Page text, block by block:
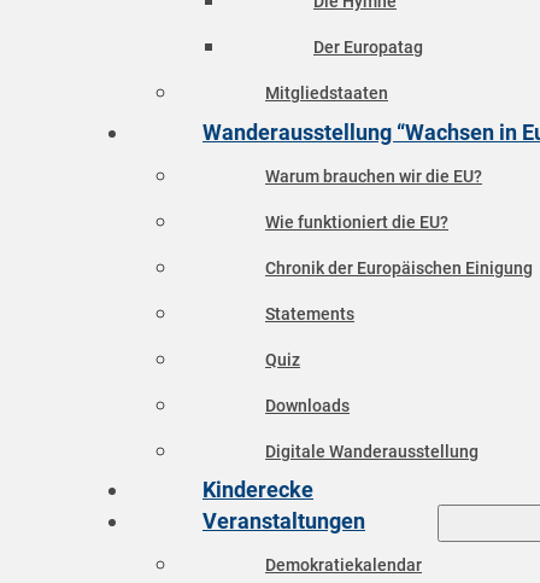
Der Europatag
Mitgliedstaaten
Wanderausstellung “Wachsen in
Warum brauchen wir die EU?
Wie funktioniert die EU?
Chronik der Europäischen Einigung
Statements
Quiz
Downloads
Digitale Wanderausstellung
Kinderecke
Veranstaltungen
Demokratiekalendar